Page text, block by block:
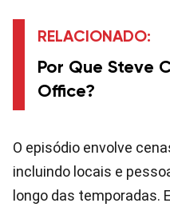
RELACIONADO:
Por Que Steve
Office?
O episódio envolve
incluindo locais e
longo das temporadas.